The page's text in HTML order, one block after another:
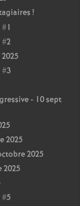
!
- 10 sept
2025
2025
2025